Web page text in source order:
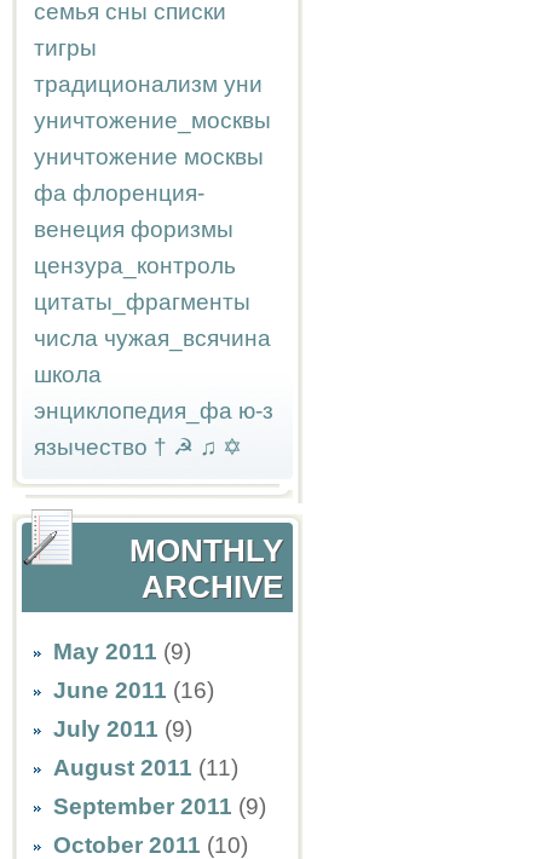
семья сны списки
тигры
традиционализм уни
уничтожение_москвы
уничтожение москвы
фа флоренция-
венеция форизмы
цензура_контроль
цитаты_фрагменты
числа чужая_всячина
школа
энциклопедия_фа ю-з
язычество † ☭ ♫ ✡
MONTHLY
ARCHIVE
May 2011 (9)
June 2011 (16)
July 2011 (9)
August 2011 (11)
September 2011 (9)
October 2011 (10)